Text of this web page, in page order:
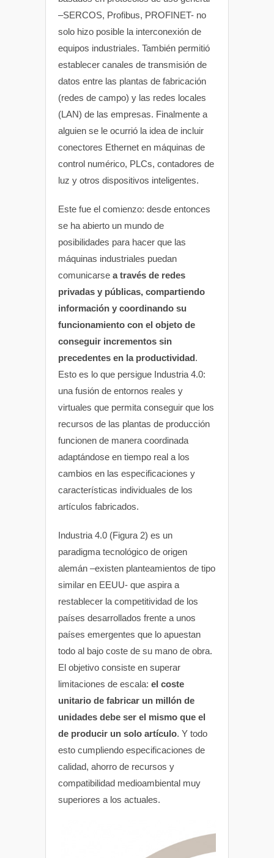
–SERCOS, Profibus, PROFINET- no
solo hizo posible la interconexión de
equipos industriales. También permitió
establecer canales de transmisión de
datos entre las plantas de fabricación
(redes de campo) y las redes locales
(LAN) de las empresas. Finalmente a
alguien se le ocurrió la idea de incluir
conectores Ethernet en máquinas de
control numérico, PLCs, contadores de
luz y otros dispositivos inteligentes.
Este fue el comienzo: desde entonces
se ha abierto un mundo de
posibilidades para hacer que las
máquinas industriales puedan
comunicarse a través de redes
privadas y públicas, compartiendo
información y coordinando su
funcionamiento con el objeto de
conseguir incrementos sin
precedentes en la productividad.
Esto es lo que persigue Industria 4.0:
una fusión de entornos reales y
virtuales que permita conseguir que los
recursos de las plantas de producción
funcionen de manera coordinada
adaptándose en tiempo real a los
cambios en las especificaciones y
características individuales de los
artículos fabricados.
Industria 4.0 (Figura 2) es un
paradigma tecnológico de origen
alemán –existen planteamientos de tipo
similar en EEUU- que aspira a
restablecer la competitividad de los
países desarrollados frente a unos
países emergentes que lo apuestan
todo al bajo coste de su mano de obra.
El objetivo consiste en superar
limitaciones de escala: el coste
unitario de fabricar un millón de
unidades debe ser el mismo que el
de producir un solo artículo. Y todo
esto cumpliendo especificaciones de
calidad, ahorro de recursos y
compatibilidad medioambiental muy
superiores a los actuales.